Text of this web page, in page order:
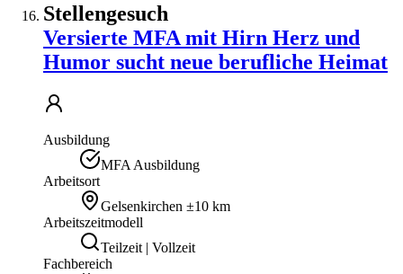
Stellengesuch
Versierte MFA mit Hirn Herz und
Humor sucht neue berufliche Heimat
Ausbildung
MFA Ausbildung
Arbeitsort
Gelsenkirchen ±10 km
Arbeitszeitmodell
Teilzeit | Vollzeit
Fachbereich